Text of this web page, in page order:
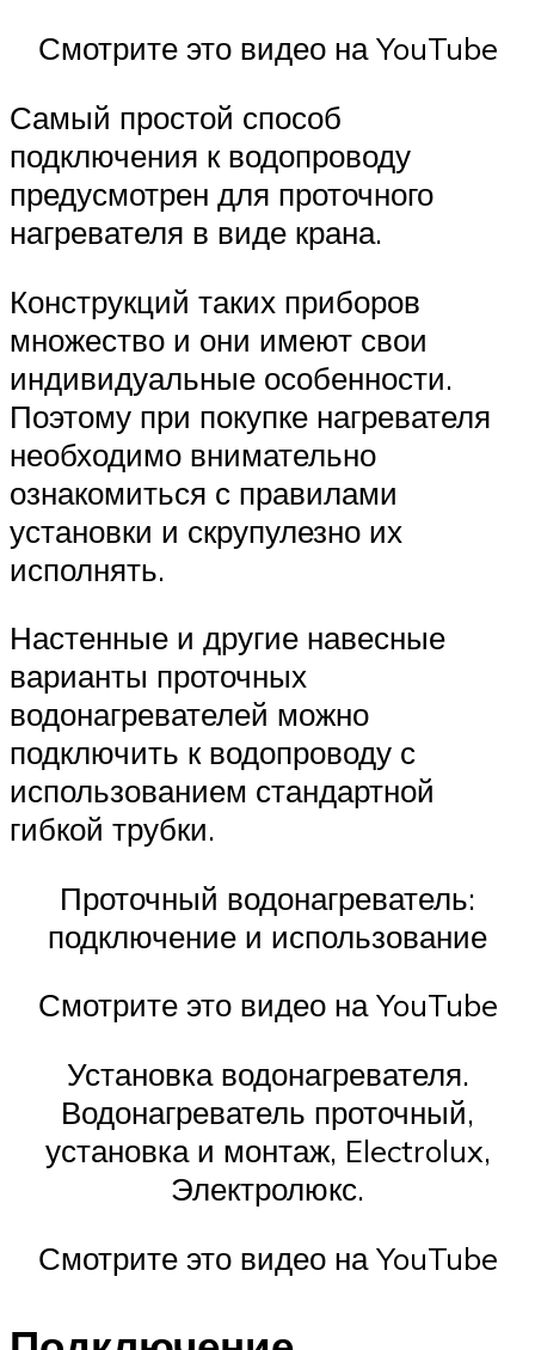
Смотрите это видео на YouTube
Самый простой способ
подключения к водопроводу
предусмотрен для проточного
нагревателя в виде крана.
Конструкций таких приборов
множество и они имеют свои
индивидуальные особенности.
Поэтому при покупке нагревателя
необходимо внимательно
ознакомиться с правилами
установки и скрупулезно их
исполнять.
Настенные и другие навесные
варианты проточных
водонагревателей можно
подключить к водопроводу с
использованием стандартной
гибкой трубки.
Проточный водонагреватель:
подключение и использование
Смотрите это видео на YouTube
Установка водонагревателя.
Водонагреватель проточный,
установка и монтаж, Electrolux,
Электролюкс.
Смотрите это видео на YouTube